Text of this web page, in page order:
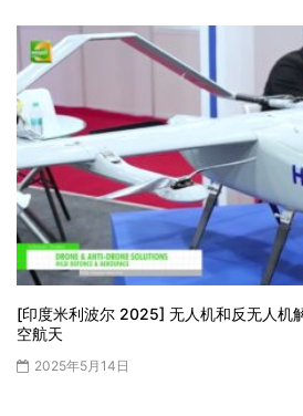
[印度米利波尔 2025] 无人机和反无人机
空航天
2025年5月14日